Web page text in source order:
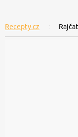
Recepty.cz